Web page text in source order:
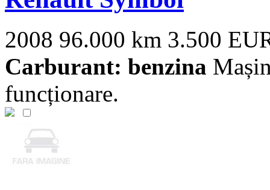
2008 96.000 km 3.500
Carburant: benzina
funcționare.